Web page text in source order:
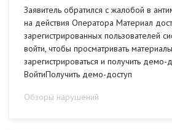
Заявитель обратился с жалобой в
на действия Оператора Материал
зарегистрированных пользователей
войти, чтобы просматривать
зарегистрироваться и получить демо-
ВойтиПолучить демо-доступ
Обзоры нарушений